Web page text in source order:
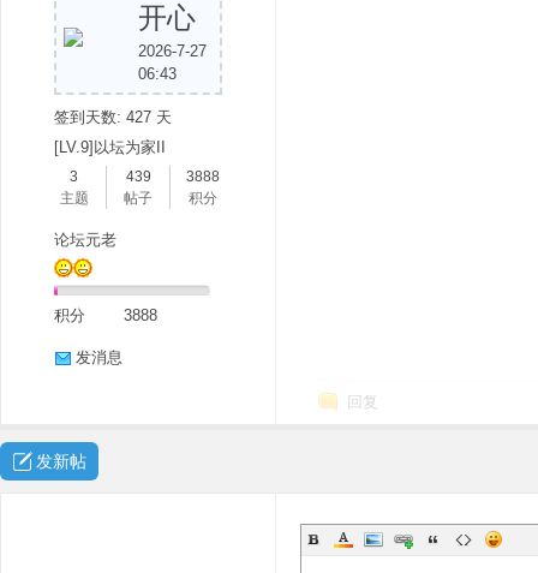
开心
2026-7-27
06:43
签到天数: 427 天
[LV.9]以坛为家II
3
主题
439
帖子
3888
积分
论坛元老
积分 3888
发消息
回复
发新帖